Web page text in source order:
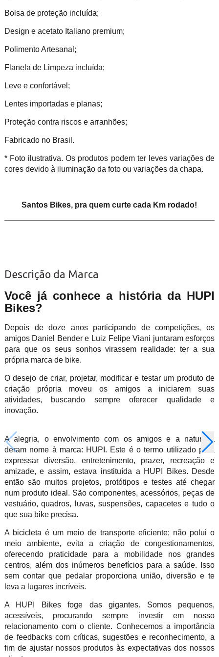
Bolsa de proteção incluída;
Design e acetato Italiano premium;
Polimento Artesanal;
Flanela de Limpeza incluída;
Leve e confortável;
Lentes importadas e planas;
Proteção contra riscos e arranhões;
Fabricado no Brasil.
* Foto ilustrativa. Os produtos podem ter leves variações de
cores devido à iluminação da foto ou variações da chapa.
Santos Bikes, pra quem curte cada Km rodado!
Descrição da Marca
Você já conhece a história da HUPI
Bikes?
Depois de doze anos participando de competições, os
amigos Daniel Bender e Luiz Felipe Viani juntaram esforços
para que os seus sonhos virassem realidade: ter a sua
própria marca de bike.
O desejo de criar, projetar, modificar e testar um produto de
criação própria moveu os amigos a iniciarem suas
atividades, buscando sempre oferecer qualidade e
inovação.
A alegria, o envolvimento com os amigos e a natureza
deram nome à marca: HUPI. Este é o termo utilizado para
expressar diversão, entretenimento, prazer, recreação e
amizade, e assim, estava instituída a HUPI Bikes. Desde
então são muitos projetos, protótipos e testes até chegar
num produto ideal. São componentes, acessórios, peças de
vestuário, quadros, luvas, suspensões, capacetes e tudo o
que sua bike precisa.
A bicicleta é um meio de transporte eficiente; não polui o
meio ambiente, evita a criação de congestionamentos,
oferecendo praticidade para a mobilidade nos grandes
centros, além dos inúmeros benefícios para a saúde. Isso
sem contar que pedalar proporciona união, diversão e te
leva a lugares incríveis.
A HUPI Bikes foge das gigantes. Somos pequenos,
acessíveis, procurando sempre investir em nosso
relacionamento com o cliente. Conhecemos a importância
de feedbacks com críticas, sugestões e reconhecimento, a
fim de ajustar nossos produtos às expectativas dos nossos